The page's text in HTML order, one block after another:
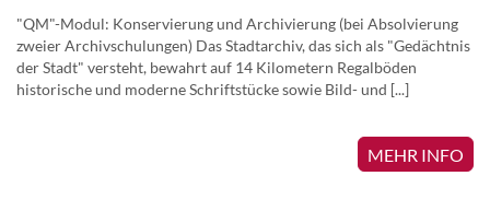
"QM"-Modul: Konservierung und Archivierung (bei Absolvierung
zweier Archivschulungen) Das Stadtarchiv, das sich als "Gedächtnis
der Stadt" versteht, bewahrt auf 14 Kilometern Regalböden
historische und moderne Schriftstücke sowie Bild- und [...]
MEHR INFO